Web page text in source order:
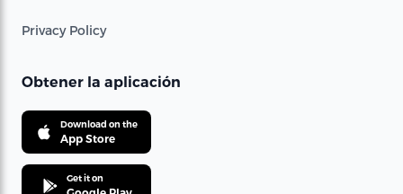
Privacy Policy
Obtener la aplicación
Download on the
App Store
Get it on